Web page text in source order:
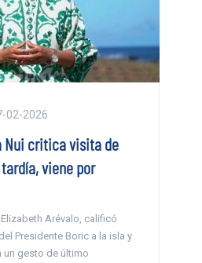
02-2026
Nui critica visita de
viene por
Arévalo, calificó
Presidente Boric a la isla y
un gesto de último